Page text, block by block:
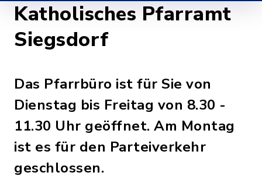
Katholisches Pfarramt
Siegsdorf
Das Pfarrbüro ist für Sie von
Dienstag bis Freitag von 8.30 -
11.30 Uhr geöffnet. Am Montag
ist es für den Parteiverkehr
geschlossen.